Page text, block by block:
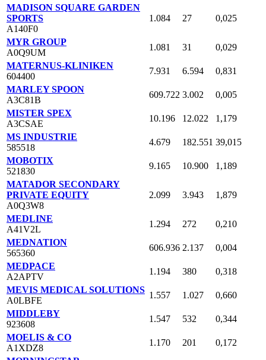
MADISON SQUARE GARDEN
SPORTS
A140F0
1.084 27 0,025
MYR GROUP
A0Q9UM
1.081 31
0,029
MATERNUS-KLINIKEN
604400
7.931 6.594
0,831
MARLEY SPOON
A3C81B
609.722 3.002
0,005
MISTER SPEX
A3CSAE
10.196 12.022
1,179
MS INDUSTRIE
585518
4.679 182.551 39,015
MOBOTIX
521830
9.165 10.900
1,189
MATADOR SECONDARY
PRIVATE EQUITY
A0Q3W8
2.099 3.943 1,879
MEDLINE
A41V2L
1.294 272
0,210
MEDNATION
565360
606.936 2.137
0,004
MEDPACE
A2APTV
1.194 380
0,318
MEVIS MEDICAL SOLUTIONS
A0LBFE
1.557 1.027
0,660
MIDDLEBY
923608
1.547 532
0,344
MOELIS & CO
A1XDZ8
1.170 201
0,172